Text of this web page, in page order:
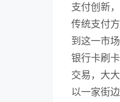
支付创新
传统支付
到这一市
银行卡刷
交易，大
以一家街